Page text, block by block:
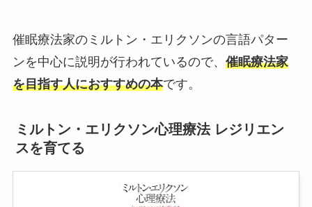
催眠療法家のミルトン・エリクソンの言語パター
ンを中心に説明が行われているので、 催眠療法家
を目指す人におすすめの本です。
ミルトン・エリクソン心理療法 レジリエン
スを育てる